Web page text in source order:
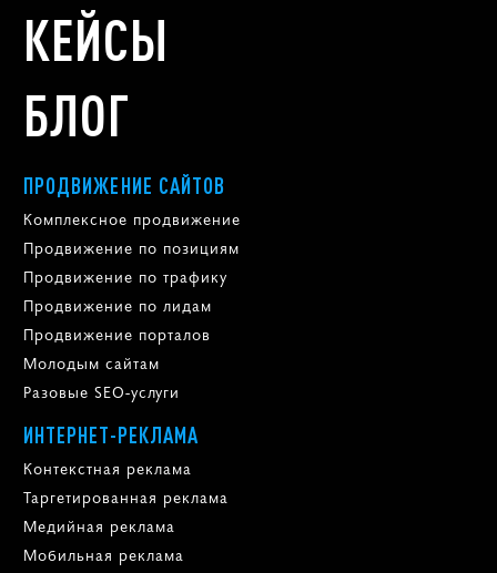
КЕЙСЫ
БЛОГ
ПРОДВИЖЕНИЕ САЙТОВ
Комплексное продвижение
Продвижение по позициям
Продвижение по трафику
Продвижение по лидам
Продвижение порталов
Молодым сайтам
Разовые SEO-услуги
ИНТЕРНЕТ-РЕКЛАМА
Контекстная реклама
Таргетированная реклама
Медийная реклама
Мобильная реклама